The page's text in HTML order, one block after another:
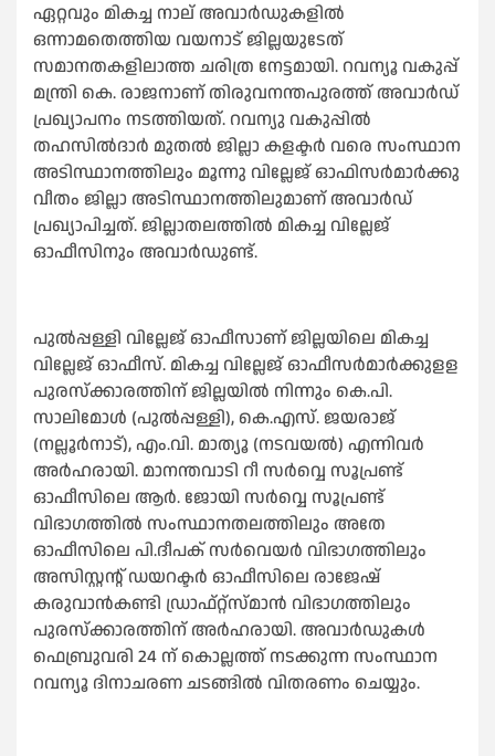
ഏറ്റവും മികച്ച നാല് അവാര്‍ഡുകളില്‍
ഒന്നാമതെത്തിയ വയനാട് ജില്ലയുടേത്
സമാനതകളിലാത്ത ചരിത്ര നേട്ടമായി. റവന്യൂ വകുപ്പ്
മന്ത്രി കെ. രാജനാണ് തിരുവനന്തപുരത്ത് അവാര്‍ഡ്
പ്രഖ്യാപനം നടത്തിയത്. റവന്യു വകുപ്പില്‍
തഹസില്‍ദാര്‍ മുതല്‍ ജില്ലാ കളക്ടര്‍ വരെ സംസ്ഥാന
അടിസ്ഥാനത്തിലും മൂന്നു വില്ലേജ് ഓഫിസര്‍മാര്‍ക്കു
വീതം ജില്ലാ അടിസ്ഥാനത്തിലുമാണ് അവാര്‍ഡ്
പ്രഖ്യാപിച്ചത്. ജില്ലാതലത്തില്‍ മികച്ച വില്ലേജ്
ഓഫീസിനും അവാര്‍ഡുണ്ട്.
പുല്‍പ്പള്ളി വില്ലേജ് ഓഫീസാണ് ജില്ലയിലെ മികച്ച
വില്ലേജ് ഓഫീസ്. മികച്ച വില്ലേജ് ഓഫീസര്‍മാര്‍ക്കുളള
പുരസ്‌ക്കാരത്തിന് ജില്ലയില്‍ നിന്നും കെ.പി.
സാലിമോള്‍ (പുല്‍പ്പള്ളി), കെ.എസ്. ജയരാജ്
(നല്ലൂര്‍നാട്), എം.വി. മാത്യൂ (നടവയല്‍) എന്നിവര്‍
അര്‍ഹരായി. മാനന്തവാടി റീ സര്‍വ്വെ സൂപ്രണ്ട്
ഓഫീസിലെ ആര്‍. ജോയി സര്‍വ്വെ സൂപ്രണ്ട്
വിഭാഗത്തില്‍ സംസ്ഥാനതലത്തിലും അതേ
ഓഫീസിലെ പി.ദീപക് സര്‍വെയര്‍ വിഭാഗത്തിലും
അസിസ്റ്റന്റ് ഡയറക്ടര്‍ ഓഫീസിലെ രാജേഷ്
കരുവാന്‍കണ്ടി ഡ്രാഫ്റ്റ്സ്മാന്‍ വിഭാഗത്തിലും
പുരസ്‌ക്കാരത്തിന് അര്‍ഹരായി. അവാര്‍ഡുകള്‍
ഫെബ്രുവരി 24 ന് കൊല്ലത്ത് നടക്കുന്ന സംസ്ഥാന
റവന്യൂ ദിനാചരണ ചടങ്ങില്‍ വിതരണം ചെയ്യും.